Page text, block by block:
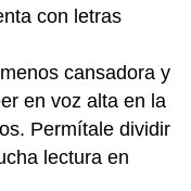
con letras
cansadora y
en voz alta en la
Permítale dividir
lectura en